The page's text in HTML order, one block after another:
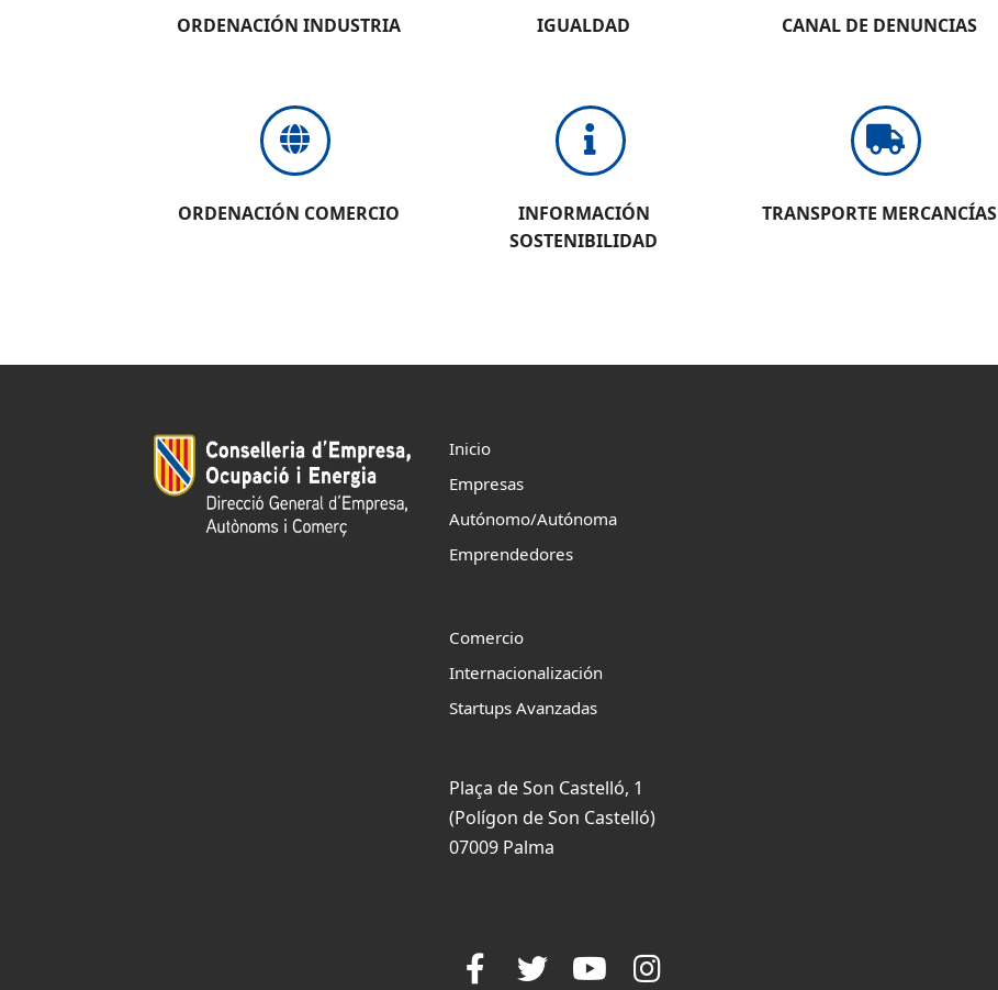
ORDENACIÓN INDUSTRIA IGUALDAD CANAL DE DENUNCIAS
ORDENACIÓN COMERCIO
INFORMACIÓN
SOSTENIBILIDAD
TRANSPORTE MERCANCÍAS
Inicio
Empresas
Autónomo/Autónoma
Emprendedores
Comercio
Internacionalización
Startups Avanzadas
Plaça de Son Castelló, 1
(Polígon de Son Castelló)
07009 Palma